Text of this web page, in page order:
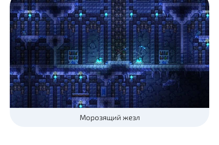
Морозящий жезл